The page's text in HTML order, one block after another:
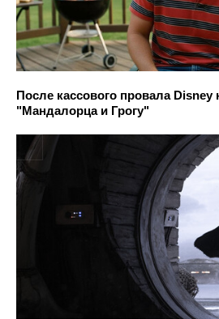
После кассового провала Disney
"Мандалорца и Грогу"